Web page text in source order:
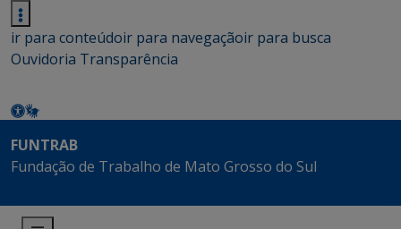
ir para conteúdoir para navegaçãoir para busca
Ouvidoria Transparência
FUNTRAB
Fundação de Trabalho de Mato Grosso do Sul